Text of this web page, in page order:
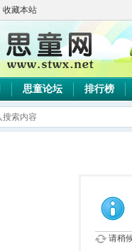
收藏本站
思童论坛 排行榜
请稍